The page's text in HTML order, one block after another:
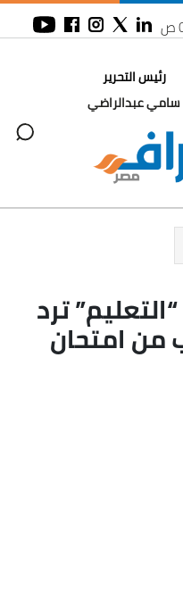
رئيس التحرير
سامي عبدالراضي
ترد
من امتحان